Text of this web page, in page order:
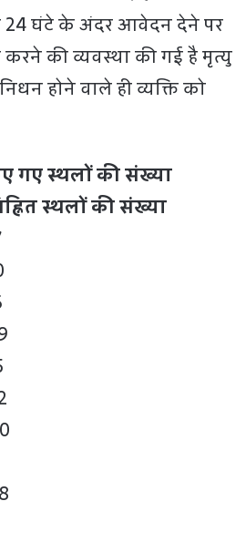
24 घंटे के अंदर आवेदन देने पर
करने की व्यवस्था की गई है मृत्यु
होने वाले ही व्यक्ति को
गए स्थलों की संख्या
स्थलों की संख्या